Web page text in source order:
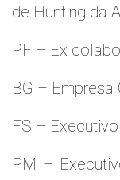
de Hunting da
PF – Ex
BG – Empresa
FS –
PM –